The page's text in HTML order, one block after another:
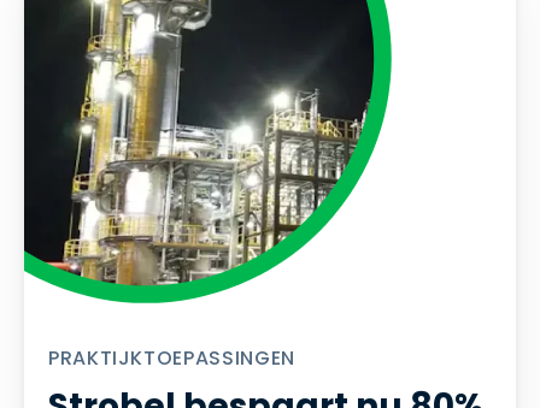
PRAKTIJKTOEPASSINGEN